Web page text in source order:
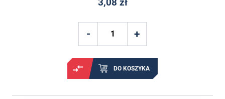
3,08 zł
DO KOSZYKA